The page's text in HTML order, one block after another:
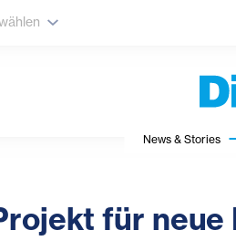
News & Stories
für